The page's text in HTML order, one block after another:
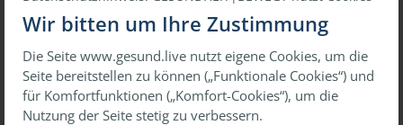
oder
Mit einmaligem Link anmelden
Wir bitten um Ihre Zustimmung
Die Seite www.gesund.live nutzt eigene Cookies, um die
Seite bereitstellen zu können („Funktionale Cookies“) und
für Komfortfunktionen („Komfort-Cookies“), um die
Nutzung der Seite stetig zu verbessern.